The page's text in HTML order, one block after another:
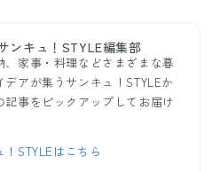
ンキュ！STYLE編集部
、家事・料理などさまざまな暮
デアが集うサンキュ！STYLEか
記事をピックアップしてお届け
STYLEはこちら